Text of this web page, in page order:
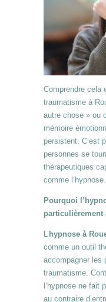
Comprendre cela
traumatisme à
autre chose » ou
mémoire
persistent. C’est
personnes se
thérapeutiques
comme l’hypnose.
Pourquoi
particulièrement
L’ hypnose à
comme un outil
accompagner les
traumatisme.
l’hypnose ne fait
au contraire